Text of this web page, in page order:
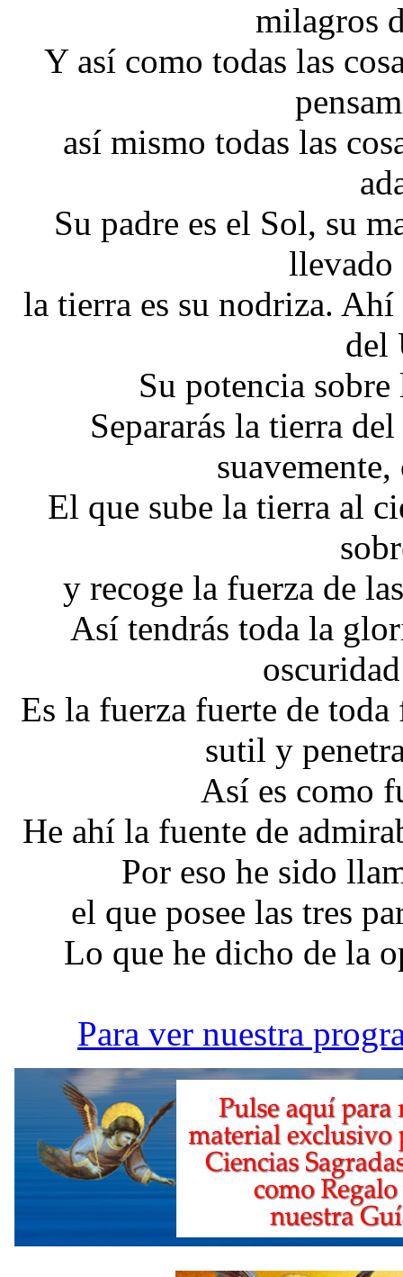
milagros
Y así como todas las
así mismo todas las
Su padre es el Sol, su
llevado
la tierra es su nodriza.
del
Su potencia
Separarás la tierra
El que sube la tierra al
y recoge la fuerza de
Así tendrás toda la
Es la fuerza fuerte de
sutil y
Así es como
He ahí la fuente de
Por eso he sido
el que posee las tres
Lo que he dicho de la
Para ver nuestra